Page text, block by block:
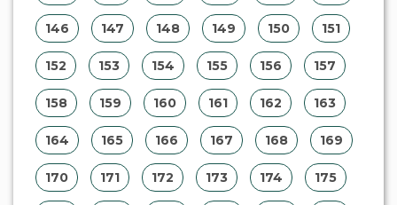
146 147 148 149 150 151
152 153 154 155 156 157
158 159 160 161 162 163
164 165 166 167 168 169
170 171 172 173 174 175